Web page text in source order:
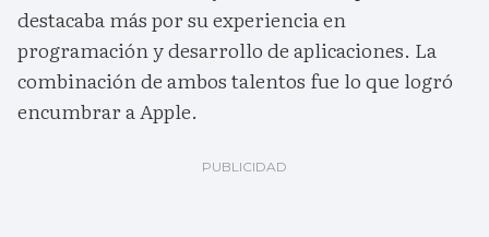
destacaba más por su experiencia en
programación y desarrollo de aplicaciones. La
combinación de ambos talentos fue lo que logró
encumbrar a Apple.